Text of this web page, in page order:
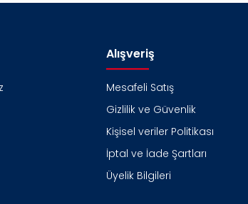
Alışveriş
Mesafeli Satış
Gizlilik ve Güvenlik
Kişisel veriler Politikası
İptal ve İade Şartları
Üyelik Bilgileri